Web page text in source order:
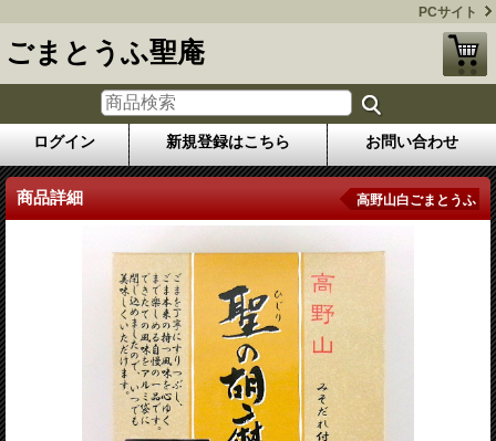
PCサイト
ごまとうふ聖庵
ログイン 新規登録はこちら お問い合わせ
商品詳細 高野山白ごまとうふ